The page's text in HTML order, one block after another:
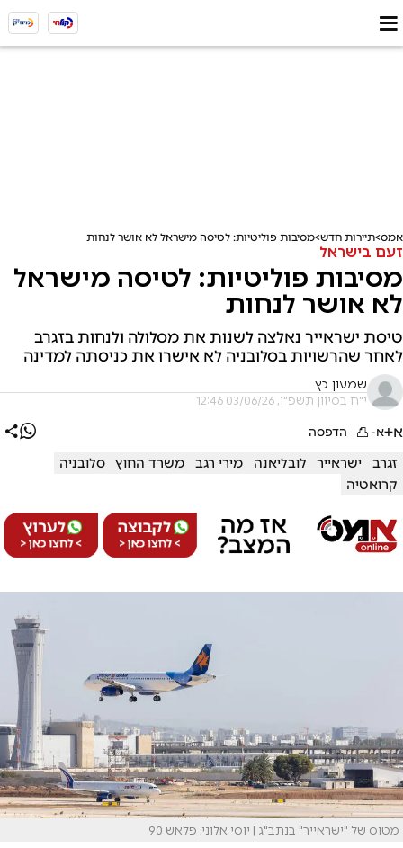
אמס תיירות חדש מסיבות פוליטיות: לטיסה מישראל לא אושר לנחות
זעם בישראל
מסיבות פוליטיות: לטיסה מישראל
לא אושר לנחות
טיסת ישראייר נאלצה לשנות את מסלולה ולנחות בזגרב
לאחר שהרשויות בסלובניה לא אישרו את כניסתה למדינה
שמעון כץ
י"ח בסיוון תשפ"ו, 03/06/26 12:46
א+א- הדפסה
זגרב ישראייר לובליאנה מירי רגב משרד החוץ
סלובניה
קרואטיה
מטוס של "ישראייר" בנתב"ג | יוסי אלוני, פלאש 90